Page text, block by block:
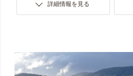
詳細情報を見る